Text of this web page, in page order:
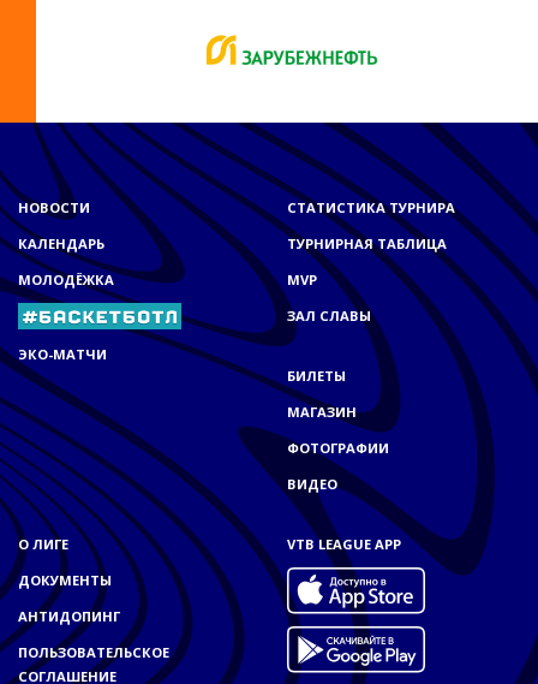
НОВОСТИ
КАЛЕНДАРЬ
МОЛОДЁЖКА
ЭКО-МАТЧИ
СТАТИСТИКА ТУРНИРА
ТУРНИРНАЯ ТАБЛИЦА
MVP
ЗАЛ СЛАВЫ
БИЛЕТЫ
МАГАЗИН
ФОТОГРАФИИ
ВИДЕО
О ЛИГЕ
ДОКУМЕНТЫ
АНТИДОПИНГ
ПОЛЬЗОВАТЕЛЬСКОЕ
СОГЛАШЕНИЕ
VTB LEAGUE APP